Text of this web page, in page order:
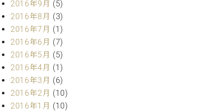
ュ
タ
イ
ン
デ
ジ
タ
ル)
イ
ベ
ン
ト
報
八
王
子
工
2016年9月 (5)
2016年8月 (3)
2016年7月 (1)
2016年6月 (7)
2016年5月 (5)
2016年4月 (1)
2016年3月 (6)
2016年2月 (10)
2016年1月 (10)